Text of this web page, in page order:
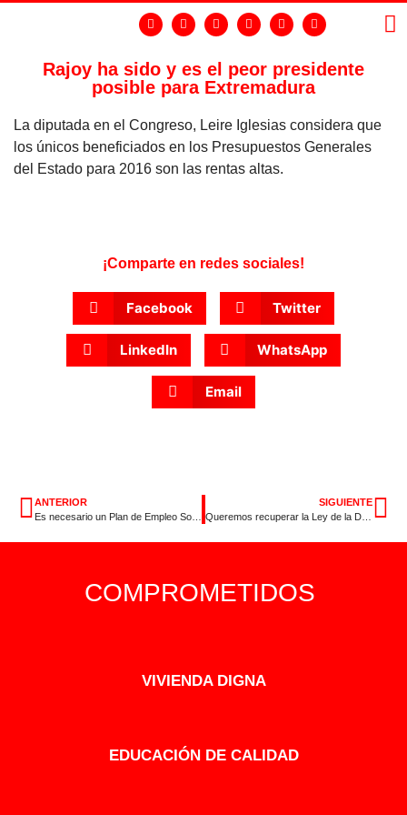
Rajoy ha sido y es el peor presidente
posible para Extremadura
La diputada en el Congreso, Leire Iglesias considera que
los únicos beneficiados en los Presupuestos Generales
del Estado para 2016 son las rentas altas.
¡Comparte en redes sociales!
Facebook Twitter
LinkedIn WhatsApp
Email
ANTERIOR
SIGUIENTE
COMPROMETIDOS
VIVIENDA DIGNA
EDUCACIÓN DE CALIDAD